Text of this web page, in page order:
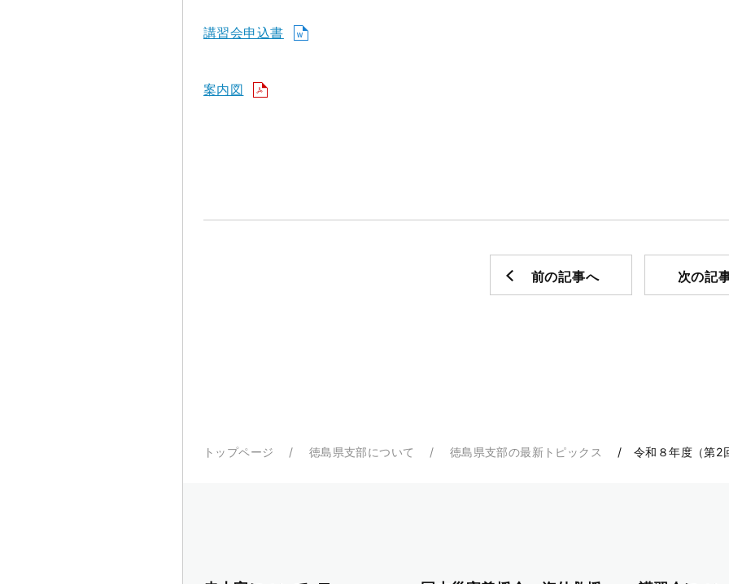
講習会申込書
案内図
前の記事へ 次の記
トップページ 徳島県支部について 徳島県支部の最新トピックス 令和８年度（第2